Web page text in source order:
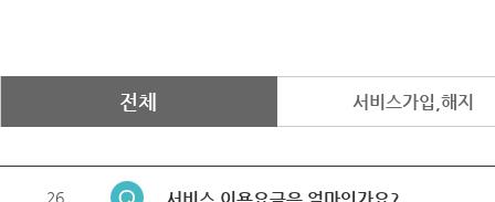
전체 서비스가입,해지
26